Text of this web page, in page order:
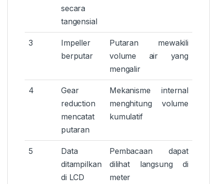
secara
tangensial
3
Impeller
berputar
Putaran mewakili
volume air yang
mengalir
4
Gear
reduction
mencatat
putaran
Mekanisme internal
menghitung volume
kumulatif
5
Data
ditampilkan
di LCD
Pembacaan dapat
dilihat langsung di
meter